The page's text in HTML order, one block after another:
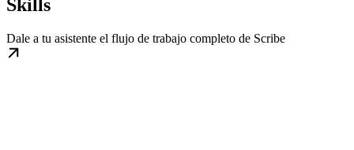
Skills
Dale a tu asistente el flujo de trabajo completo de Scribe